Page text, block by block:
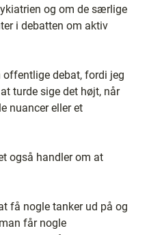
og om de særlige
i debatten om aktiv
offentlige debat, fordi jeg
turde sige det højt, når
nuancer eller et
også handler om at
få nogle tanker ud på og
får nogle